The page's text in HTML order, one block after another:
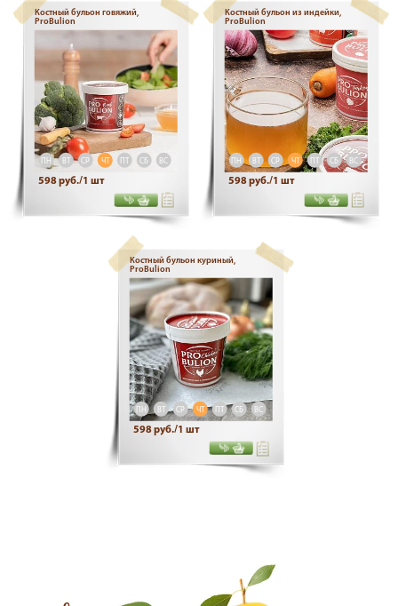
Костный бульон говяжий,
ProBulion
ПН ВТ СР ЧТ СБ ВС
598 руб./1 шт
Костный бульон из индейки,
ProBulion
ПН ВТ СР ЧТ СБ ВС
598 руб./1 шт
Костный бульон куриный,
ProBulion
ПН ВТ СР ЧТ ПТ СБ ВС
598 руб./1 шт